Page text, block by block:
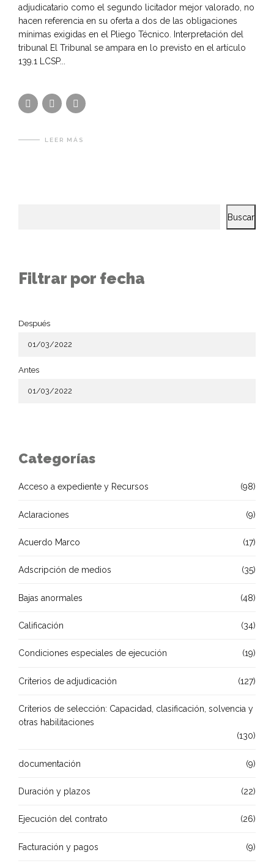
adjudicatario como el segundo licitador mejor valorado, no
hacen referencia en su oferta a dos de las obligaciones
mínimas exigidas en el Pliego Técnico. Interpretación del
tribunal El Tribunal se ampara en lo previsto en el artículo
139.1 LCSP...
LEER MÁS
Buscar
Filtrar por fecha
Después
Antes
Categorías
Acceso a expediente y Recursos (98)
Aclaraciones (9)
Acuerdo Marco (17)
Adscripción de medios (35)
Bajas anormales (48)
Calificación (34)
Condiciones especiales de ejecución (19)
Criterios de adjudicación (127)
Criterios de selección: Capacidad, clasificación, solvencia y
otras habilitaciones
(130)
documentación (9)
Duración y plazos (22)
Ejecución del contrato (26)
Facturación y pagos (9)